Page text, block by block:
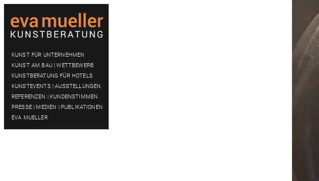
KUNST FÜR UNTERNEHMEN
KUNST AM BAU | WETTBEWERB
KUNSTBERATUNG FÜR HOTELS
KUNSTEVENTS | AUSSTELLUNGEN
REFERENZEN | KUNDENSTIMMEN
PRESSE | MEDIEN | PUBLIKATIONEN
EVA MUELLER